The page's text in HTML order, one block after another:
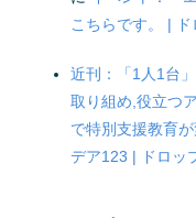
こちらです。 |
近刊：「1人1台
取り組め,役立つ
で特別支援教育
デア123 | ドロッ